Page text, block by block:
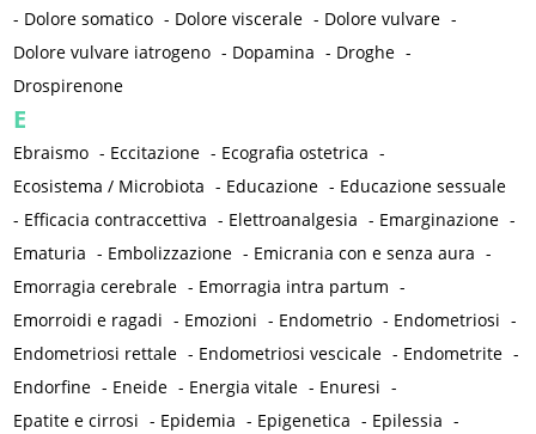
- Dolore somatico - Dolore viscerale - Dolore vulvare -
Dolore vulvare iatrogeno - Dopamina - Droghe -
Drospirenone
E
Ebraismo - Eccitazione - Ecografia ostetrica -
Ecosistema / Microbiota - Educazione - Educazione sessuale
- Efficacia contraccettiva - Elettroanalgesia - Emarginazione -
Ematuria - Embolizzazione - Emicrania con e senza aura -
Emorragia cerebrale - Emorragia intra partum -
Emorroidi e ragadi - Emozioni - Endometrio - Endometriosi -
Endometriosi rettale - Endometriosi vescicale - Endometrite -
Endorfine - Eneide - Energia vitale - Enuresi -
Epatite e cirrosi - Epidemia - Epigenetica - Epilessia -